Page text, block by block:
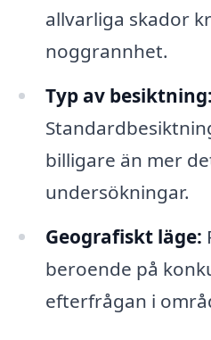
allvarliga skador
noggrannhet.
Typ av besiktning:
billigare än mer
undersökningar.
Geografiskt läge:
beroende på
efterfrågan i